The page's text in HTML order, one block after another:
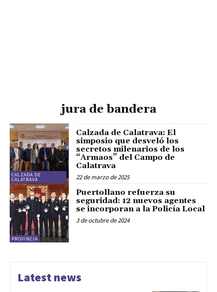
jura de bandera
CALZADA DE
CALATRAVA
Calzada de Calatrava: El
simposio que desveló los
secretos milenarios de los
“Armaos” del Campo de
Calatrava
22 de marzo de 2025
PROVINCIA
Puertollano refuerza su
seguridad: 12 nuevos agentes
se incorporan a la Policía Local
3 de octubre de 2024
Latest news